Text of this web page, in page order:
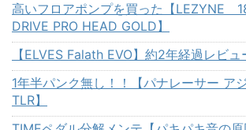
高いフロアポンプを買った【LEZYNE
DRIVE PRO HEAD GOLD】
【ELVES Falath EVO】約2年経過レビュ
1年半パンク無し！！【パナレーサー ア
TLR】